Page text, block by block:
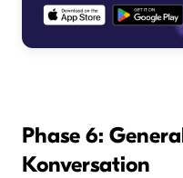
Phase 6:
Konversation